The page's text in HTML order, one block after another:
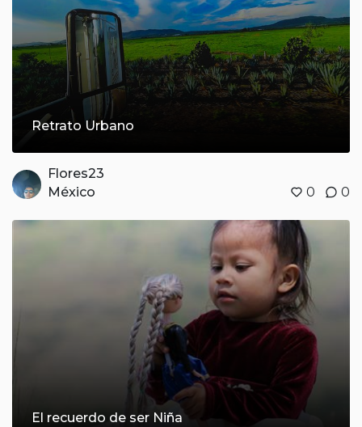
Retrato Urbano
Flores23
México
0 0
El recuerdo de ser Niña